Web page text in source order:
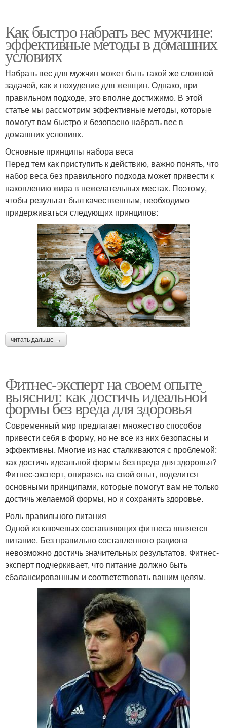
Как быстро набрать вес мужчине:
эффективные методы в домашних
условиях
Набрать вес для мужчин может быть такой же сложной
задачей, как и похудение для женщин. Однако, при
правильном подходе, это вполне достижимо. В этой
статье мы рассмотрим эффективные методы, которые
помогут вам быстро и безопасно набрать вес в
домашних условиях.
Основные принципы набора веса
Перед тем как приступить к действию, важно понять, что
набор веса без правильного подхода может привести к
накоплению жира в нежелательных местах. Поэтому,
чтобы результат был качественным, необходимо
придерживаться следующих принципов:
читать дальше →
Фитнес-эксперт на своем опыте
выяснил: как достичь идеальной
формы без вреда для здоровья
Современный мир предлагает множество способов
привести себя в форму, но не все из них безопасны и
эффективны. Многие из нас сталкиваются с проблемой:
как достичь идеальной формы без вреда для здоровья?
Фитнес-эксперт, опираясь на свой опыт, поделится
основными принципами, которые помогут вам не только
достичь желаемой формы, но и сохранить здоровье.
Роль правильного питания
Одной из ключевых составляющих фитнеса является
питание. Без правильно составленного рациона
невозможно достичь значительных результатов. Фитнес-
эксперт подчеркивает, что питание должно быть
сбалансированным и соответствовать вашим целям.